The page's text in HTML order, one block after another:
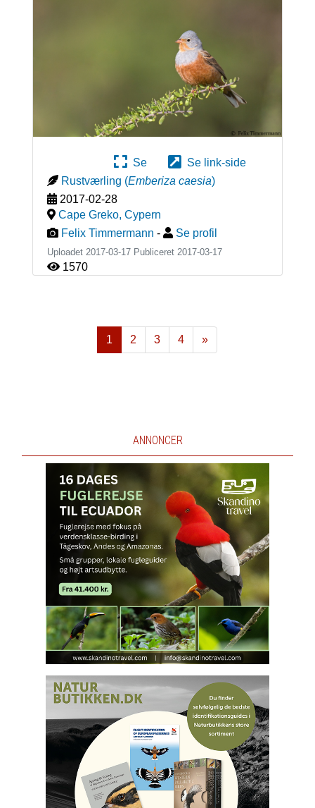
Se
Se link-side
Rustværling (Emberiza caesia)
2017-02-28
Cape Greko, Cypern
Felix Timmermann - Se profil
Uploadet 2017-03-17 Publiceret 2017-03-17
1570
1 2 3 4
»
Næste
ANNONCER